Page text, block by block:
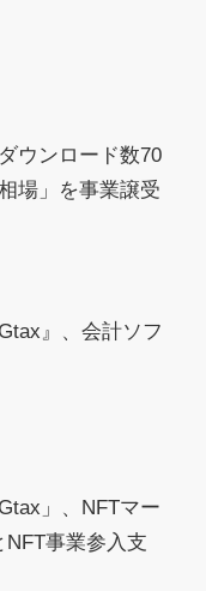
ウンロード数70
場」を事業譲受
』、会計ソフ
」、NFTマー
事業参入支